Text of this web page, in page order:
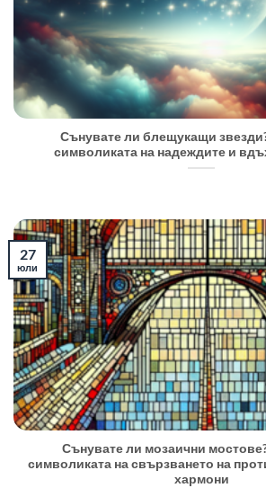
Сънувате ли блещукащи
символиката на надеждите и
Сънувате ли мозаични
символиката на свързването на
хармони
27
юли